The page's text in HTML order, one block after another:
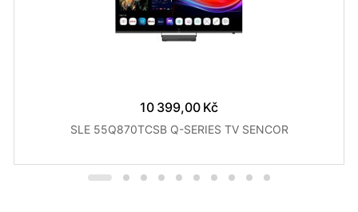
10 399,00 Kč
SLE 55Q870TCSB Q-SERIES TV SENCOR